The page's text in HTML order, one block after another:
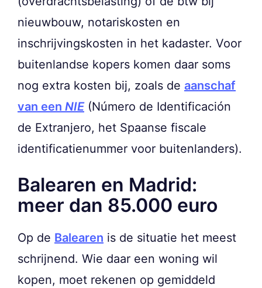
nieuwbouw, notariskosten en
inschrijvingskosten in het kadaster. Voor
buitenlandse kopers komen daar soms
nog extra kosten bij, zoals de aanschaf
van een NIE(Número de Identificación
de Extranjero, het Spaanse fiscale
identificatienummer voor buitenlanders).
Balearen en Madrid:
meer dan 85.000 euro
Op de Balearen is de situatie het meest
schrijnend. Wie daar een woning wil
kopen, moet rekenen op gemiddeld